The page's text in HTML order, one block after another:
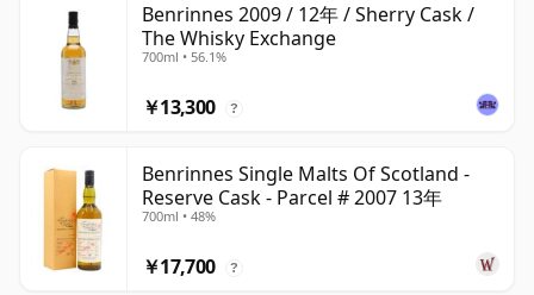
Benrinnes 2009 / 12年 / Sherry Cask /
The Whisky Exchange
700ml • 56.1%
￥13,300 ?
Benrinnes Single Malts Of Scotland -
Reserve Cask - Parcel # 2007 13年
700ml • 48%
￥17,700 ?